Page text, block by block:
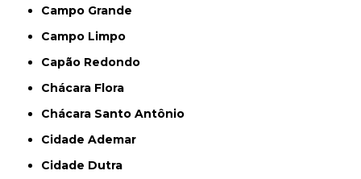
Campo Grande
Campo Limpo
Capão Redondo
Chácara Flora
Chácara Santo Antônio
Cidade Ademar
Cidade Dutra